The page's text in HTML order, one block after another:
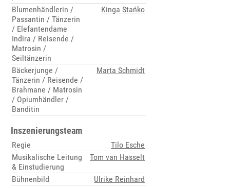
Blumenhändlerin /
Passantin / Tänzerin
/ Elefantendame
Indira / Reisende /
Matrosin /
Seiltänzerin
Kinga Stańko
Bäckerjunge /
Tänzerin / Reisende /
Brahmane / Matrosin
/ Opiumhändler /
Banditin
Marta Schmidt
Inszenierungsteam
Regie
Tilo Esche
Musikalische Leitung
& Einstudierung
Tom van Hasselt
Bühnenbild
Ulrike Reinhard